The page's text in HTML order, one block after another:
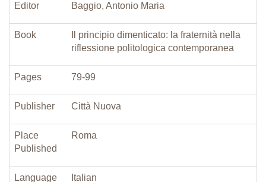
Editor Baggio, Antonio Maria
Book
Il principio dimenticato: la fraternità nella
riflessione politologica contemporanea
Pages 79-99
Publisher Città Nuova
Place
Published
Roma
Language Italian